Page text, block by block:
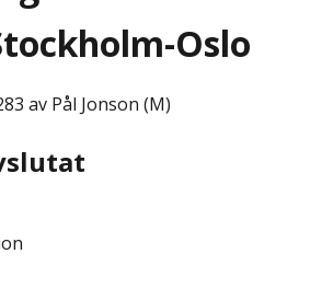
Oslo
av Pål Jonson (M)